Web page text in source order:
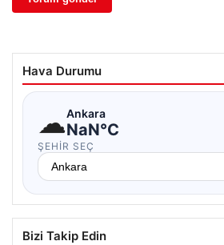
Hava Durumu
☁Ankara
NaN°C
ŞEHIR SEÇ
Bizi Takip Edin